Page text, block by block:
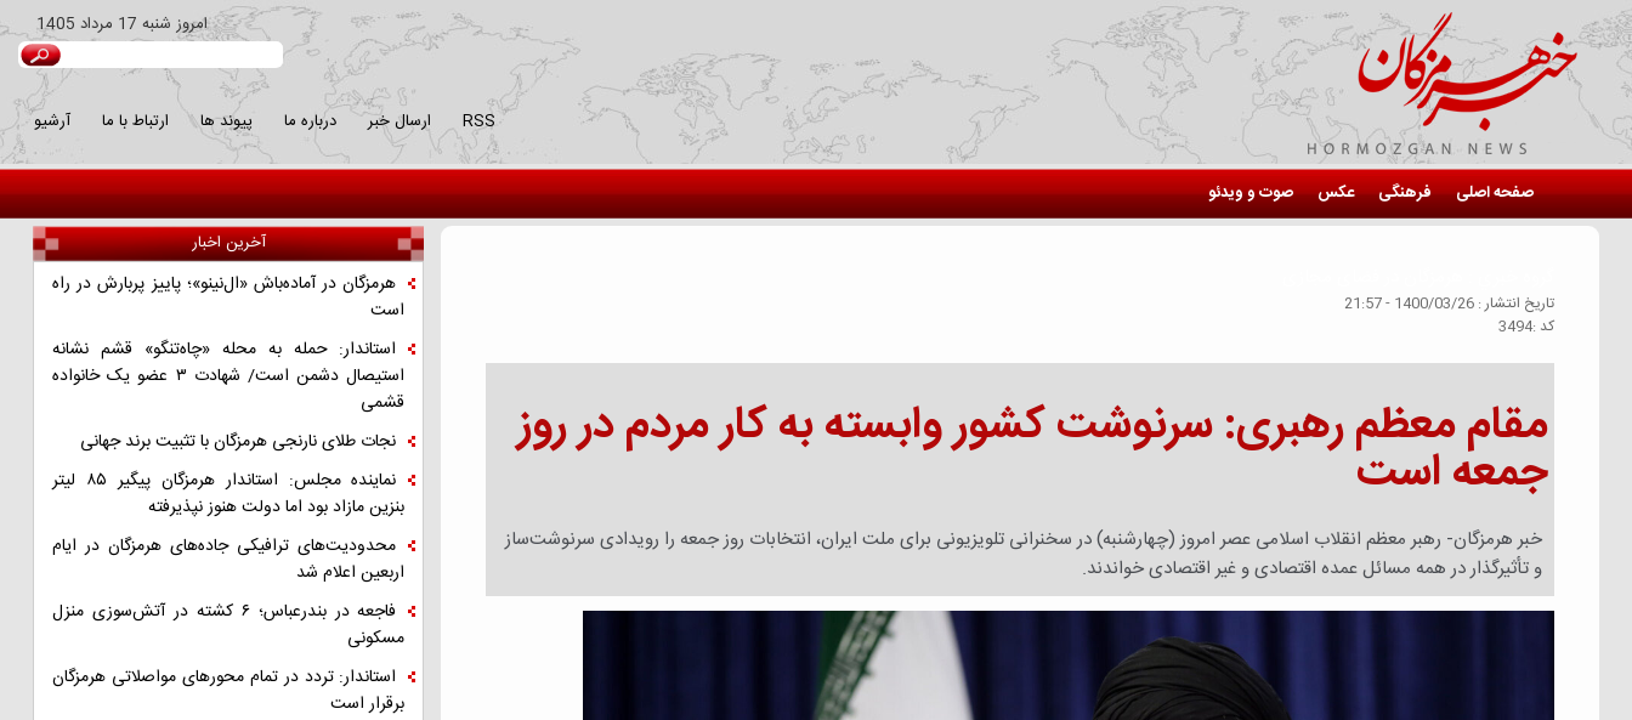
امروز شنبه 17 مرداد 1405
آرشیو ارتباط با ما پیوند ها درباره ما ارسال خبر RSS
صفحه اصلی فرهنگی عکس صوت و ویدئو
تاريخ انتشار : 1400/03/26 - 21:57
كد :3494
مقام معظم رهبری: سرنوشت کشور وابسته به کار مردم در روز
جمعه است
خبر هرمزگان- رهبر معظم انقلاب اسلامی عصر امروز (چهارشنبه) در سخنرانی تلویزیونی برای ملت ایران، انتخابات روز جمعه را رویدادی سرنوشت‌ساز
و تأثیرگذار در همه مسائل عمده اقتصادی و غیر اقتصادی خواندند.
آخرین اخبار
هرمزگان در آماده‌باش «ال‌نینو»؛ پاییز پربارش در راه
است
استاندار: حمله به محله «چاه‌تنگو» قشم نشانه
استیصال دشمن است/ شهادت ۳ عضو یک خانواده
قشمی
نجات طلای نارنجی هرمزگان با تثبیت برند جهانی
نماینده مجلس: استاندار هرمزگان پیگیر ۸۵ لیتر
بنزین مازاد بود اما دولت هنوز نپذیرفته
محدودیت‌های ترافیکی جاده‌های هرمزگان در ایام
اربعین اعلام شد
فاجعه در بندرعباس؛ ۶ کشته در آتش‌سوزی منزل
مسکونی
استاندار: تردد در تمام محورهای مواصلاتی هرمزگان
برقرار است